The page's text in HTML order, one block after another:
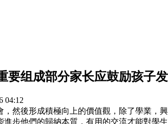
要组成部分家长应鼓励孩子
04:12
然後形成積極向上的價值觀，除了學業
進步他們的歸納本質，有用的交流才能對